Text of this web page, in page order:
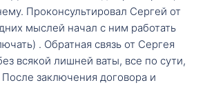
Проконсультировал Сергей от
мыслей начал с ним работать
. Обратная связь от Сергея
всякой лишней ваты, все по сути,
заключения договора и